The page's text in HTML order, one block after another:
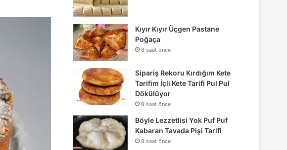
Kıyır Kıyır Üçgen Pastane
Poğaça
8 saat önce
Sipariş Rekoru Kırdığım Kete
Tarifim İçli Kete Tarifi Pul Pul
Dökülüyor
8 saat önce
Böyle Lezzetlisi Yok Puf Puf
Kabaran Tavada Pişi Tarifi
8 saat önce